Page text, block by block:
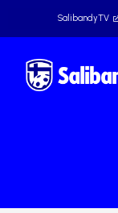
SalibandyTV